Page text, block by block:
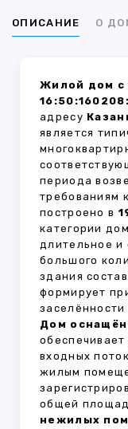
ОПИСАНИЕ О
Жилой дом с
адресу
является
периода
требованиям
построено в
категории
длительное и
большого
здания
формирует
заселённости
Дом
входных
жилым
общей
нежилых